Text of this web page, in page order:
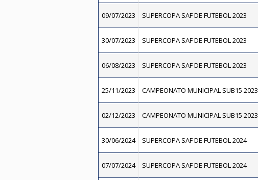
09/07/2023 SUPERCOPA SAF DE FUTEBOL 2023
30/07/2023 SUPERCOPA SAF DE FUTEBOL 2023
06/08/2023 SUPERCOPA SAF DE FUTEBOL 2023
25/11/2023 CAMPEONATO MUNICIPAL SUB15 2023
02/12/2023 CAMPEONATO MUNICIPAL SUB15 2023
30/06/2024 SUPERCOPA SAF DE FUTEBOL 2024
07/07/2024 SUPERCOPA SAF DE FUTEBOL 2024